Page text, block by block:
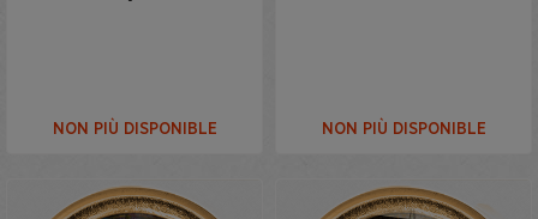
NON PIÙ DISPONIBLE NON PIÙ DISPONIBLE